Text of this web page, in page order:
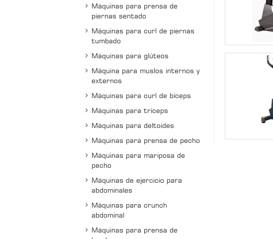
Máquinas para prensa de
piernas sentado
Máquinas para curl de piernas
tumbado
Máquinas para glúteos
Máquina para muslos internos y
externos
Máquinas para curl de bíceps
Máquinas para tríceps
Máquinas para deltoides
Máquinas para prensa de pecho
Máquinas para mariposa de
pecho
Máquinas de ejercicio para
abdominales
Máquinas para crunch
abdominal
Máquinas para prensa de